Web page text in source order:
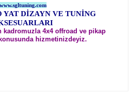
www.sgltuning.com
YAT DİZAYN VE TUNİNG
kadromuzla 4x4 offroad ve pikap
hizmetinizdeyiz.